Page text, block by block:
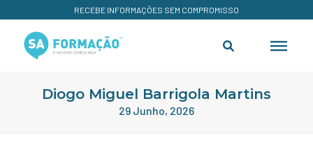
RECEBE INFORMAÇÕES SEM COMPROMISSO
Diogo Miguel Barrigola Martins
29 Junho, 2026